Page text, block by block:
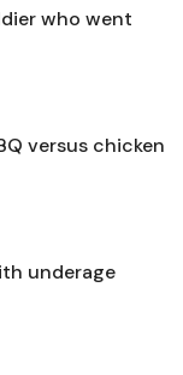
who went
versus chicken
underage